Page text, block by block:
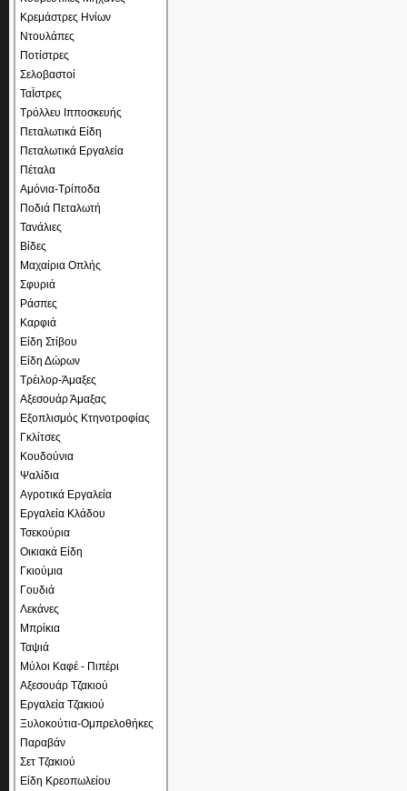
Κρεμάστρες Ηνίων
Ντουλάπες
Ποτίστρες
Σελοβαστοί
ΤαΪστρες
Τρόλλευ Ιπποσκευής
Πεταλωτικά Είδη
Πεταλωτικά Εργαλεία
Πέταλα
Αμόνια-Τρίποδα
Ποδιά Πεταλωτή
Τανάλιες
Βίδες
Μαχαίρια Οπλής
Σφυριά
Ράσπες
Καρφιά
Είδη Στίβου
Είδη Δώρων
Τρέιλορ-Άμαξες
Αξεσουάρ Άμαξας
Εξοπλισμός Κτηνοτροφίας
Γκλίτσες
Κουδούνια
Ψαλίδια
Αγροτικά Εργαλεία
Εργαλεία Κλάδου
Τσεκούρια
Οικιακά Είδη
Γκιούμια
Γουδιά
Λεκάνες
Μπρίκια
Ταψιά
Μύλοι Καφέ - Πιπέρι
Αξεσουάρ Τζακιού
Εργαλεία Τζακιού
Ξυλοκούτια-Ομπρελοθήκες
Παραβάν
Σετ Τζακιού
Είδη Κρεοπωλείου